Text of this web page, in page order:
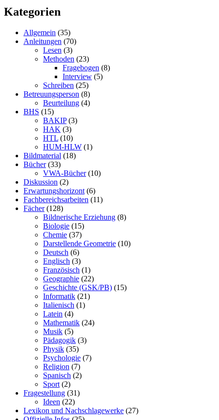
Kategorien
Allgemein (35)
Anleitungen (70)
Lesen (3)
Methoden (23)
Fragebogen (8)
Interview (5)
Schreiben (25)
Betreuungsperson (8)
Beurteilung (4)
BHS (15)
BAKIP(3)
HAK (3)
HTL (10)
HUM-HLW (1)
Bildmaterial (18)
Bücher(33)
VWA-Bücher(10)
Diskussion (2)
Erwartungshorizont (6)
Fachbereichsarbeiten (11)
Fächer(128)
Bildnerische Erziehung (8)
Biologie (15)
Chemie (37)
Darstellende Geometrie (10)
Deutsch (6)
Englisch (3)
Französisch (1)
Geographie (22)
Geschichte (GSK/PB) (15)
Informatik (21)
Italienisch (1)
Latein (4)
Mathematik (24)
Musik (5)
Pädagogik (3)
Physik (35)
Psychologie (7)
Religion (7)
Spanisch (2)
Sport (2)
Fragestellung (31)
Ideen (22)
Lexikon und Nachschlagewerke (27)